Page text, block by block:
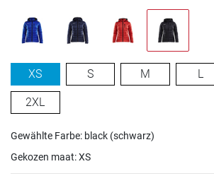
XS S M L
2XL
Gewählte Farbe: black (schwarz)
Gekozen maat:XS